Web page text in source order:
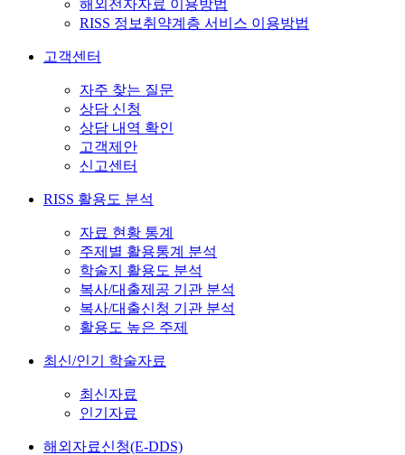
해외전자자료 이용방법
RISS 정보취약계층 서비스 이용방법
고객센터
자주 찾는 질문
상담 신청
상담 내역 확인
고객제안
신고센터
RISS 활용도 분석
자료 현황 통계
주제별 활용통계 분석
학술지 활용도 분석
복사/대출제공 기관 분석
복사/대출신청 기관 분석
활용도 높은 주제
최신/인기 학술자료
최신자료
인기자료
해외자료신청(E-DDS)